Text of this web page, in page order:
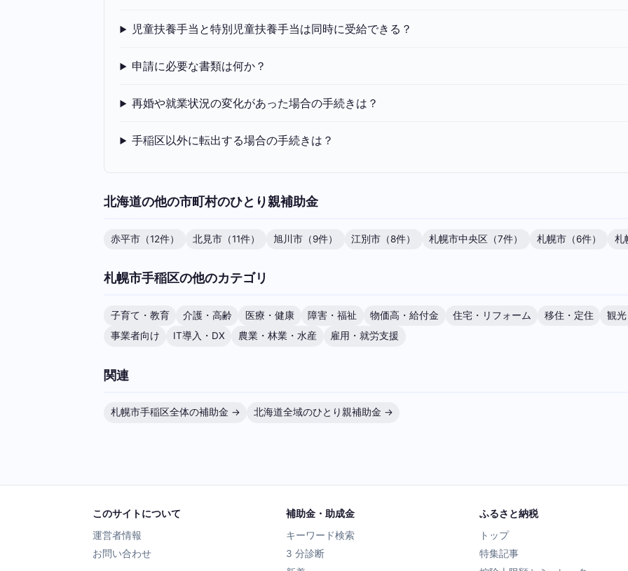
児童扶養手当と特別児童扶養手当は同時に受給できる？
申請に必要な書類は何か？
再婚や就業状況の変化があった場合の手続きは？
手稲区以外に転出する場合の手続きは？
北海道の他の市町村のひとり親補助金
赤平市（12件） 北見市（11件） 旭川市（9件） 江別市（8件） 札幌市中央区（7件） 札幌市（6件） 札
札幌市手稲区の他のカテゴリ
子育て・教育 介護・高齢 医療・健康 障害・福祉 物価高・給付金 住宅・リフォーム 移住・定住
観
事業者向け
IT導入・DX 農業・林業・水産 雇用・就労支援
関連
札幌市手稲区全体の補助金 → 北海道全域のひとり親補助金 →
このサイトについて
運営者情報
お問い合わせ
補助金・助成金
キーワード検索
3 分診断
ふるさと納税
トップ
特集記事